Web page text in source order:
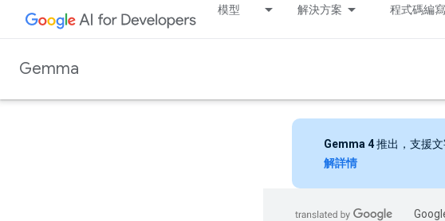
模型 解決方案 程式碼編
Gemma
Gemma 4推出，支援
解詳情